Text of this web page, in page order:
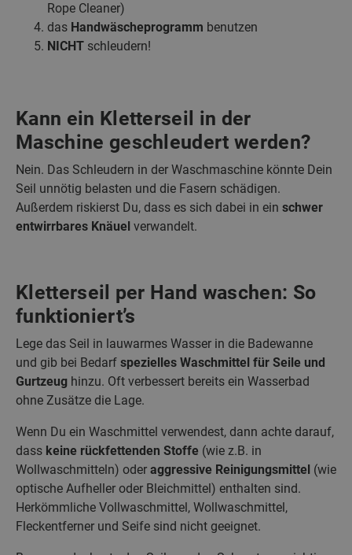
Rope Cleaner)
das Handwäscheprogramm benutzen
NICHT schleudern!
Kann ein Kletterseil in der
Maschine geschleudert werden?
Nein. Das Schleudern in der Waschmaschine könnte Dein
Seil unnötig belasten und die Fasern schädigen.
Außerdem riskierst Du, dass es sich dabei in ein schwer
entwirrbares Knäuel verwandelt.
Kletterseil per Hand waschen: So
funktioniert’s
Lege das Seil in lauwarmes Wasser in die Badewanne
und gib bei Bedarf spezielles Waschmittel für Seile und
Gurtzeug hinzu. Oft verbessert bereits ein Wasserbad
ohne Zusätze die Lage.
Wenn Du ein Waschmittel verwendest, dann achte darauf,
dass keine rückfettenden Stoffe (wie z.B. in
Wollwaschmitteln) oder aggressive Reinigungsmittel (wie
optische Aufheller oder Bleichmittel) enthalten sind.
Herkömmliche Vollwaschmittel, Wollwaschmittel,
Fleckentferner und Seife sind nicht geeignet.